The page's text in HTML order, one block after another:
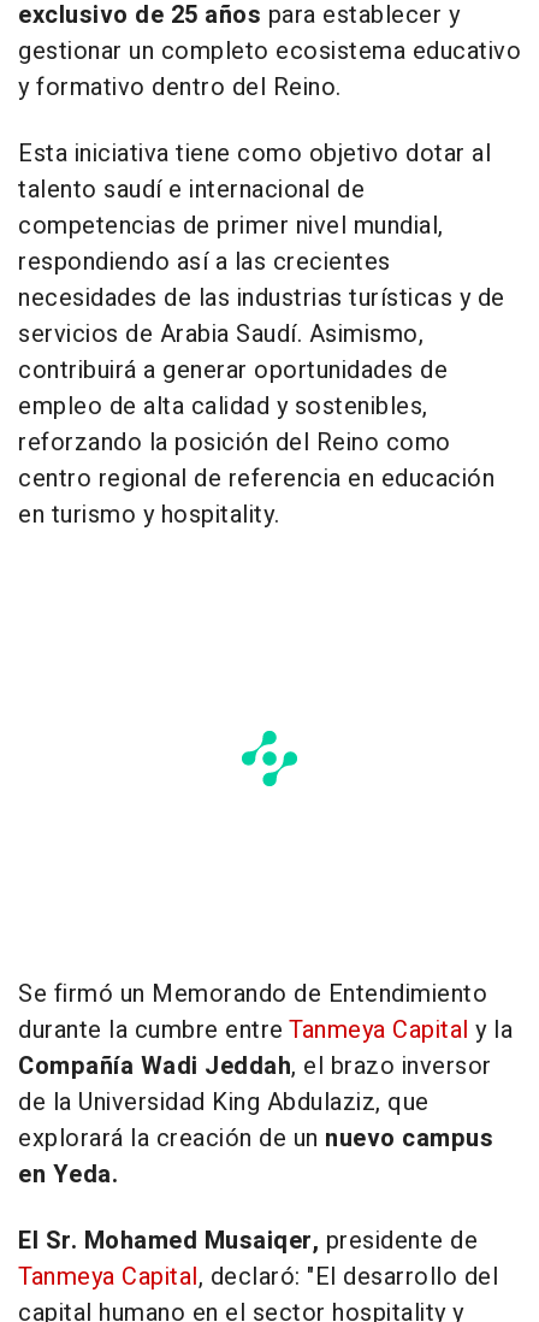
exclusivo de 25 años para establecer y
gestionar un completo ecosistema educativo
y formativo dentro del Reino.
Esta iniciativa tiene como objetivo dotar al
talento saudí e internacional de
competencias de primer nivel mundial,
respondiendo así a las crecientes
necesidades de las industrias turísticas y de
servicios de Arabia Saudí. Asimismo,
contribuirá a generar oportunidades de
empleo de alta calidad y sostenibles,
reforzando la posición del Reino como
centro regional de referencia en educación
en turismo y hospitality.
Se firmó un Memorando de Entendimiento
durante la cumbre entre Tanmeya Capital y la
Compañía Wadi Jeddah, el brazo inversor
de la Universidad King Abdulaziz, que
explorará la creación de un nuevo campus
en Yeda.
El Sr. Mohamed Musaiqer, presidente de
Tanmeya Capital, declaró: "El desarrollo del
capital humano en el sector hospitality y